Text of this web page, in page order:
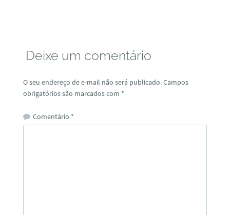
Deixe um comentário
O seu endereço de e-mail não será publicado.Campos
obrigatórios são marcados com *
Comentário *